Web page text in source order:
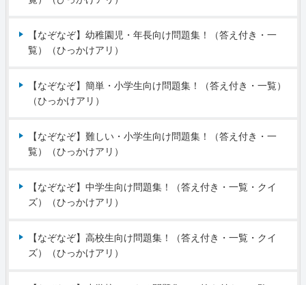
【なぞなぞ】幼稚園児・年長向け問題集！（答え付き・一
覧）（ひっかけアリ）
【なぞなぞ】簡単・小学生向け問題集！（答え付き・一覧）
（ひっかけアリ）
【なぞなぞ】難しい・小学生向け問題集！（答え付き・一
覧）（ひっかけアリ）
【なぞなぞ】中学生向け問題集！（答え付き・一覧・クイ
ズ）（ひっかけアリ）
【なぞなぞ】高校生向け問題集！（答え付き・一覧・クイ
ズ）（ひっかけアリ）